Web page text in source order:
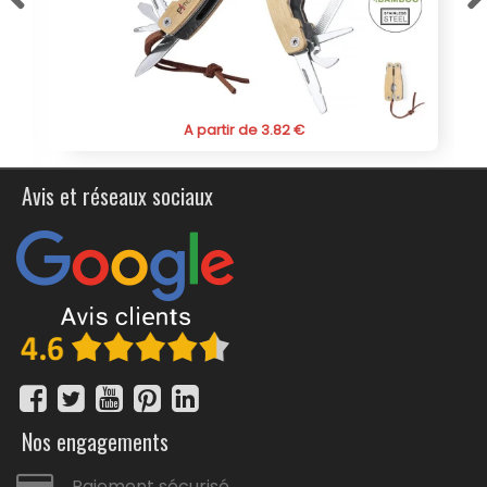
offre un excellent rapport qualité-prix, rendant son
acquisition particulièrement avantageuse pour les
entreprises souhaitant marquer les esprits de leurs
clients ou collaborateurs tout en restant dans une
démarche de durabilité. Le choix de ce produit
personnalisable témoigne d'une attention particulière
marque.
A partir de 3.82 €
Avis et réseaux sociaux
Nos engagements